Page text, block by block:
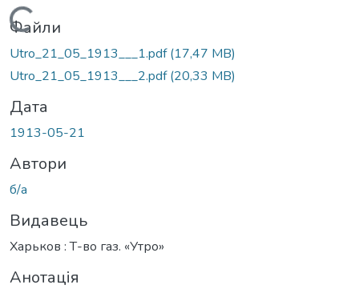
Вантажиться...
Файли
Utro_21_05_1913___1.pdf(17,47 MB)
Utro_21_05_1913___2.pdf(20,33 MB)
Дата
1913-05-21
Автори
б/а
Видавець
Харьков : Т-во газ. «Утро»
Анотація